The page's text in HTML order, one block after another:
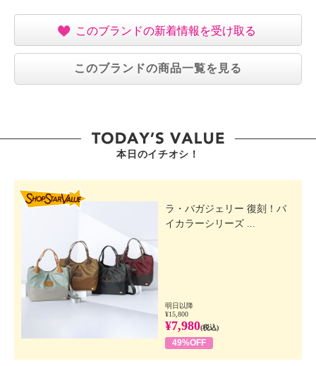
このブランドの新着情報を受け取る
このブランドの商品一覧を見る
本日のイチオシ！
ラ・バガジェリー 復刻！バ
イカラーシリーズ ...
明日以降
¥15,800
¥7,980(税込)
49%OFF